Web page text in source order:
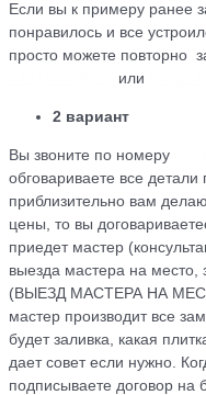
Если вы к примеру ранее
понравилось и все
просто можете повторно
или
2 вариант
Вы звоните по номеру
обговариваете все детали
приблизительно вам
цены, то вы
приедет мастер
выезда мастера на место,
(ВЫЕЗД МАСТЕРА НА
мастер производит все
будет заливка, какая
дает совет если нужно.
подписываете договор на